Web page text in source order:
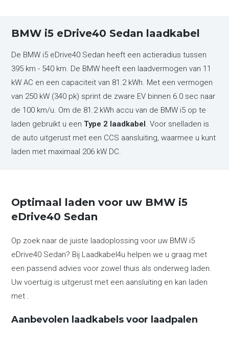
BMW i5 eDrive40 Sedan laadkabel
De BMW i5 eDrive40 Sedan heeft een actieradius tussen
395 km - 540 km. De BMW heeft een laadvermogen van 11
kW AC en een capaciteit van 81.2 kWh. Met een vermogen
van 250 kW (340 pk) sprint de zware EV binnen 6.0 sec naar
de 100 km/u. Om de 81.2 kWh accu van de BMW i5 op te
laden gebruikt u eenType 2 laadkabel. Voor snelladen is
de auto uitgerust met een CCS aansluiting, waarmee u kunt
laden met maximaal 206 kW DC.
Optimaal laden voor uw BMW i5
eDrive40 Sedan
Op zoek naar de juiste laadoplossing voor uw BMW i5
eDrive40 Sedan? Bij Laadkabel4u helpen we u graag met
een passend advies voor zowel thuis als onderweg laden.
Uw voertuig is uitgerust met een aansluiting en kan laden
met .
Aanbevolen laadkabels voor laadpalen